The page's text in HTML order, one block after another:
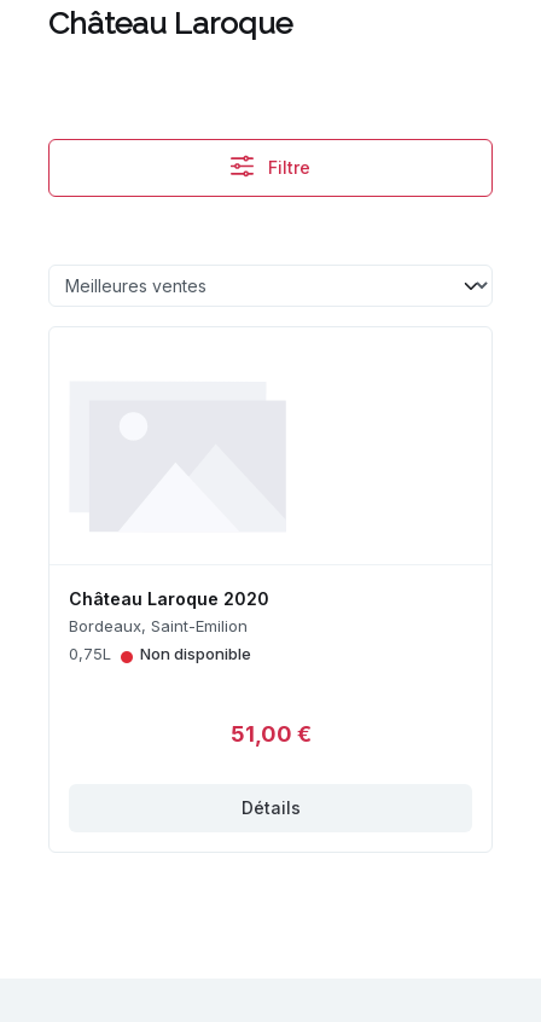
Château Laroque
Filtre
Château Laroque 2020
Bordeaux, Saint-Emilion
0,75L
• Non disponible
51,00 €
Détails